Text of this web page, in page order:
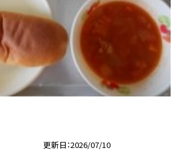
更新日 2026/07/10